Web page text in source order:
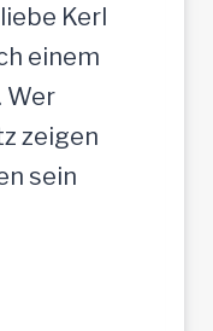
Kerl
einem
Wer
zeigen
sein